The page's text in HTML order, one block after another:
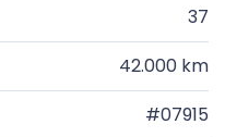
37
42.000 km
#07915